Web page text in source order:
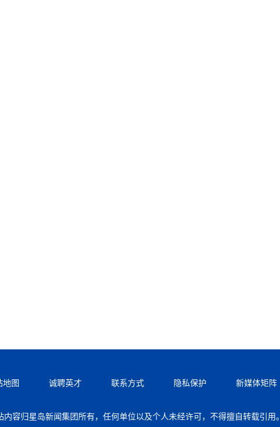
地图 诚聘英才 联系方式 隐私保护 新媒体矩阵
内容归星岛新闻集团所有，任何单位以及个人未经许可，不得擅自转载引用。